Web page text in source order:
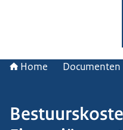
Home Documenten